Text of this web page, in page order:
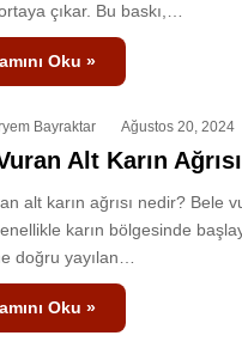
çıkar. Bu baskı,…
Oku »
Bayraktar Ağustos 20, 2024
Alt Karın Ağrısı
alt karın ağrısı nedir? Bele
karın bölgesinde
doğru yayılan…
Oku »